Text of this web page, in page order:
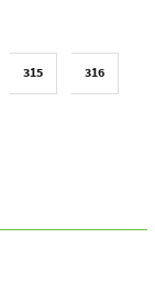
315 316